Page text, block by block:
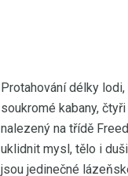
Protahování délky
soukromé kabany,
nalezený na třídě
uklidnit mysl, tělo i
jsou jedinečné